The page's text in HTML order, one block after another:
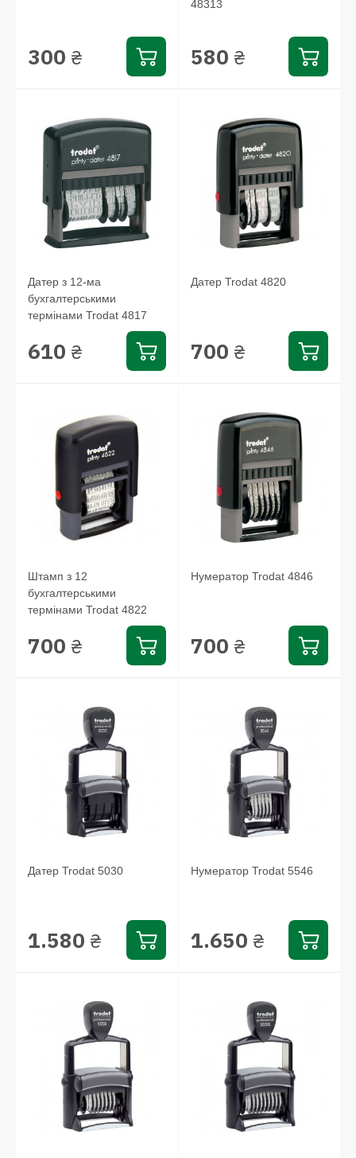
300 ₴
48313
580 ₴
Датер з 12-ма
бухгалтерськими
термінами Trodat 4817
610 ₴
Датер Trodat 4820
700 ₴
Штамп з 12
бухгалтерськими
термінами Trodat 4822
700 ₴
Нумератор Trodat 4846
700 ₴
Датер Trodat 5030
1.580 ₴
Нумератор Trodat 5546
1.650 ₴